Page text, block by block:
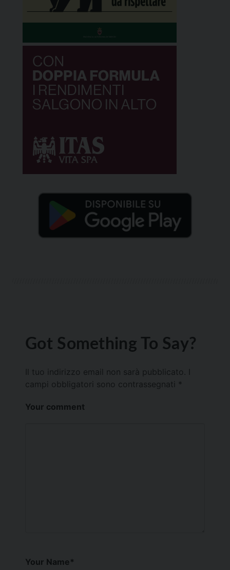
Got Something To Say?
Il tuo indirizzo email non sarà pubblicato.
campi obbligatori sono contrassegnati *
Your comment
Your Name*